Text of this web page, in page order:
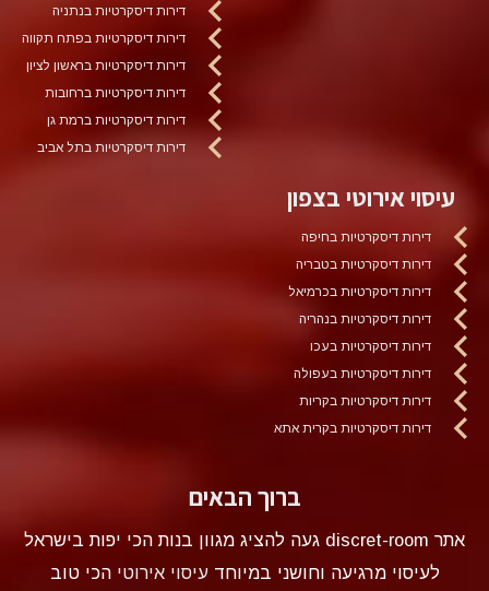
דירות דיסקרטיות בנתניה
דירות דיסקרטיות בפתח תקווה
דירות דיסקרטיות בראשון לציון
דירות דיסקרטיות ברחובות
דירות דיסקרטיות ברמת גן
דירות דיסקרטיות בתל אביב
עיסוי אירוטי בצפון
דירות דיסקרטיות בחיפה
דירות דיסקרטיות בטבריה
דירות דיסקרטיות בכרמיאל
דירות דיסקרטיות בנהריה
דירות דיסקרטיות בעכו
דירות דיסקרטיות בעפולה
דירות דיסקרטיות בקריות
דירות דיסקרטיות בקרית אתא
ברוך הבאים
אתר discret-room געה להציג מגוון בנות הכי יפות בישראל
לעיסוי מרגיעה וחושני במיוחדעיסוי אירוטי הכי טוב